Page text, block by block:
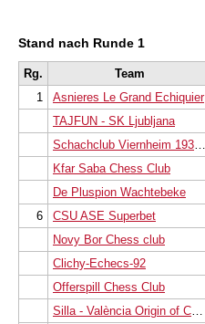
Stand nach Runde 1
Rg. Team
1
Asnieres Le Grand Echiquier
TAJFUN - SK Ljubljana
Kfar Saba Chess Club
De Pluspion Wachtebeke
6
CSU ASE Superbet
Novy Bor Chess club
Clichy-Echecs-92
Offerspill Chess Club